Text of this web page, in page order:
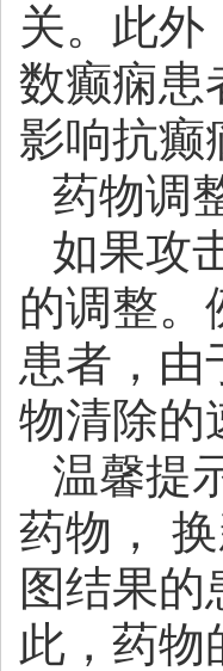
关。此外
数癫痫患
影响抗癫
药物调
如果攻
的调整。
患者，由
物清除的
温馨提
药物，
图结果
此，药物